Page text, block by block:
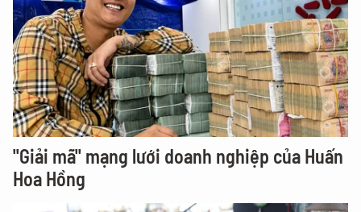
"Giải mã" mạng lưới doanh nghiệp của Huấn
Hoa Hồng